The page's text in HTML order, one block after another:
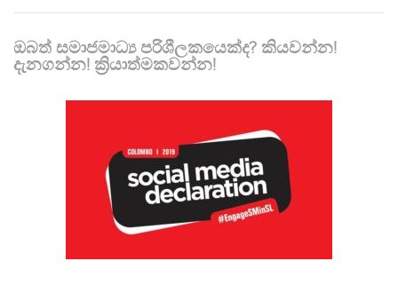
ඔබත් සමාජමාධ්‍ය පරිශීලකයෙක්ද? කියවන්න!
දැනගන්න! ක්‍රියාත්මකවන්න!